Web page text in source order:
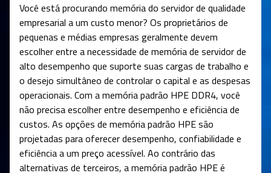
Você está procurando memória do servidor de qualidade
empresarial a um custo menor? Os proprietários de
pequenas e médias empresas geralmente devem
escolher entre a necessidade de memória de servidor de
alto desempenho que suporte suas cargas de trabalho e
o desejo simultâneo de controlar o capital e as despesas
operacionais. Com a memória padrão HPE DDR4, você
não precisa escolher entre desempenho e eficiência de
custos. As opções de memória padrão HPE são
projetadas para oferecer desempenho, confiabilidade e
eficiência a um preço acessível. Ao contrário das
alternativas de terceiros, a memória padrão HPE é